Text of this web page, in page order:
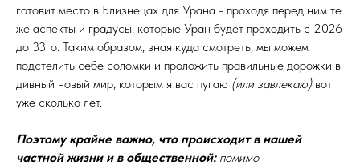
готовит место в Близнецах для Урана - проходя перед ним те
же аспекты и градусы, которые Уран будет проходить с 2026
до 33го. Таким образом, зная куда смотреть, мы можем
подстелить себе соломки и проложить правильные дорожки в
дивный новый мир, которым я вас пугаю (или завлекаю)вот
уже сколько лет.
Поэтому крайне важно, что происходит в нашей
частной жизни и в общественной:помимо